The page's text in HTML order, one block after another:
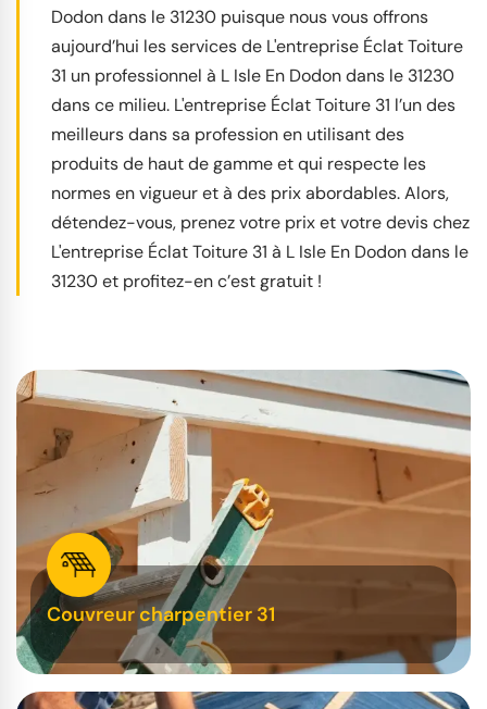
Dodon dans le 31230 puisque nous vous offrons
aujourd’hui les services de L'entreprise Éclat Toiture
31 un professionnel à L Isle En Dodon dans le 31230
dans ce milieu. L'entreprise Éclat Toiture 31 l’un des
meilleurs dans sa profession en utilisant des
produits de haut de gamme et qui respecte les
normes en vigueur et à des prix abordables. Alors,
détendez-vous, prenez votre prix et votre devis chez
L'entreprise Éclat Toiture 31 à L Isle En Dodon dans le
31230 et profitez-en c’est gratuit !
Couvreur charpentier 31